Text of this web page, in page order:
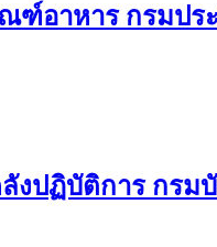
ฑ์อาหาร กรมปร
งปฏิบัติการ กรม